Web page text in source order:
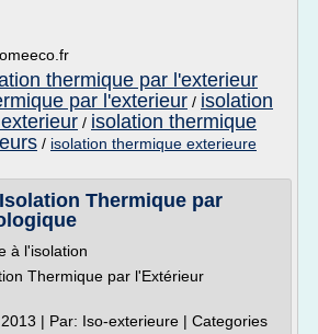
thermique par l'exterieur
par l'exterieur / isolation
/ isolation thermique
/ isolation thermique exterieure
Thermique par
à l'isolation
Thermique par l'Extérieur
| Par: Iso-exterieure | Categories